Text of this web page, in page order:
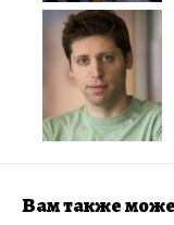
Вам также